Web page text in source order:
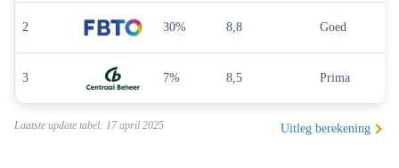
2 30% 8,8 Goed
3 7% 8,5 Prima
Laatste update tabel: 17 april 2025 Uitleg berekening